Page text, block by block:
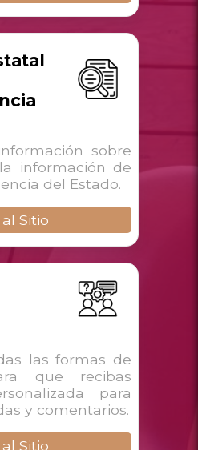
sobre
información de
del Estado.
al Sitio
las formas de
que recibas
para
y comentarios.
al Sitio